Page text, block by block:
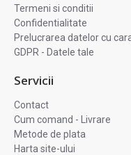
Termeni si conditii
Confidentialitate
Prelucrarea datelor cu
GDPR - Datele tale
Servicii
Contact
Cum comand - Livrare
Metode de plata
Harta site-ului